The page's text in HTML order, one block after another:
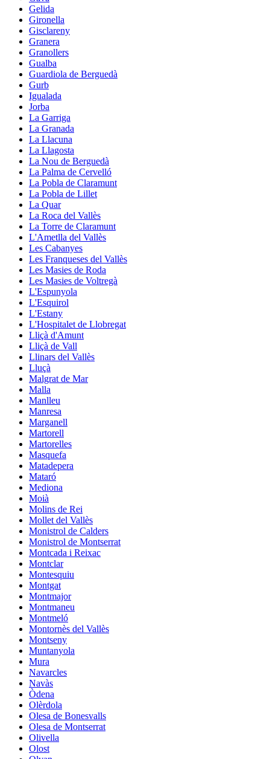
Gelida
Gironella
Gisclareny
Granera
Granollers
Gualba
Guardiola de Berguedà
Gurb
Igualada
Jorba
La Garriga
La Granada
La Llacuna
La Llagosta
La Nou de Berguedà
La Palma de Cervelló
La Pobla de Claramunt
La Pobla de Lillet
La Quar
La Roca del Vallès
La Torre de Claramunt
L'Ametlla del Vallès
Les Cabanyes
Les Franqueses del Vallès
Les Masies de Roda
Les Masies de Voltregà
L'Espunyola
L'Esquirol
L'Estany
L'Hospitalet de Llobregat
Lliçà d'Amunt
Lliçà de Vall
Llinars del Vallès
Lluçà
Malgrat de Mar
Malla
Manlleu
Manresa
Marganell
Martorell
Martorelles
Masquefa
Matadepera
Mataró
Mediona
Moià
Molins de Rei
Mollet del Vallès
Monistrol de Calders
Monistrol de Montserrat
Montcada i Reixac
Montclar
Montesquiu
Montgat
Montmajor
Montmaneu
Montmeló
Montornès del Vallès
Montseny
Muntanyola
Mura
Navarcles
Navàs
Òdena
Olèrdola
Olesa de Bonesvalls
Olesa de Montserrat
Olivella
Olost